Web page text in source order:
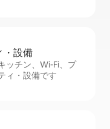
・設⁠備
ッチン、Wi-Fi、プ
ィ・設備です